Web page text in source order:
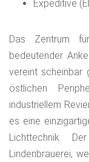
Expeditive
Das Zentrum
bedeutender
vereint scheinbar
östlichen
industriellem
es eine
Lichttechnik.
Lindenbrauerei,